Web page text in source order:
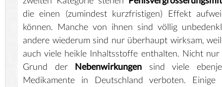
die einen (zumindest kurzfristigen) Effekt
können. Manche von ihnen sind völlig
andere wiederum sind nur überhaupt wirksam,
auch viele heikle Inhaltsstoffe enthalten. Nicht
Grund der Nebenwirkungen sind viele
Medikamente in Deutschland verboten. Einige